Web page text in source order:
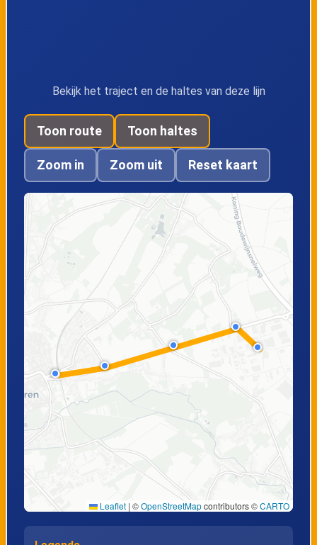
Bekijk het traject en de haltes van deze lijn
Toon route Toon haltes
Zoom in Zoom uit Reset kaart
Leaflet | ©OpenStreetMapcontributors ©CARTO